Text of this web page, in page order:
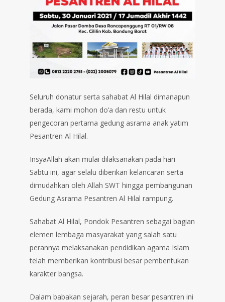
Seluruh donatur serta sahabat Al Hilal dimanapun
berada, kami mohon do’a dan restu untuk
pengecoran pertama gedung asrama anak yatim
Pesantren Al Hilal.
InsyaAllah akan mulai dilaksanakan pada hari
Sabtu ini, agar selalu diberikan kelancaran serta
dimudahkan oleh Allah SWT hingga pembangunan
Gedung Asrama Pesantren Al Hilal rampung. ⁣⁣
Sahabat Al Hilal, Pondok Pesantren sebagai bagian
elemen lembaga masyarakat yang salah satu
perannya melaksanakan pendidikan agama Islam
telah memberikan kontribusi besar pembentukan
karakter bangsa.
Dalam babakan sejarah, peran besar pesantren ini